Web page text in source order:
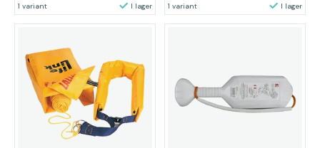
1 variant I lager 1 variant I lager